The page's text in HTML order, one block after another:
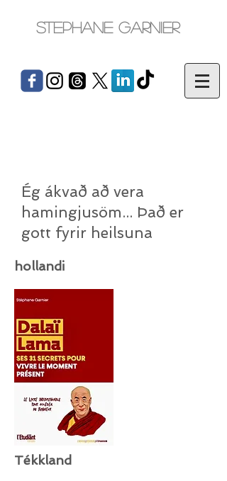
Stephane Garnier
Ég ákvað að vera
hamingjusöm... Það er
gott fyrir heilsuna
hollandi
Tékkland